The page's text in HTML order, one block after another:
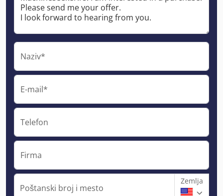
Naziv*
E-mail*
Telefon
Firma
Poštanski broj i mesto
Zemlja